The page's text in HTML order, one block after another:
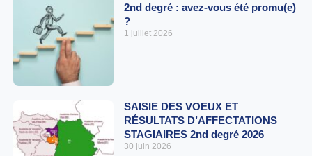
2nd degré : avez-vous été promu(e)
?
1 juillet 2026
SAISIE DES VOEUX ET
RÉSULTATS D’AFFECTATIONS
STAGIAIRES 2nd degré 2026
30 juin 2026